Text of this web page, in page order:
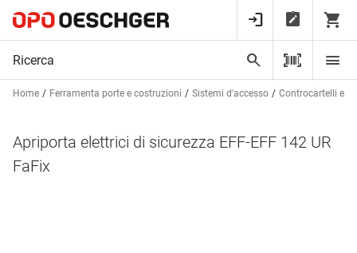
Home Ferramenta porte e costruzioni Sistemi d'accesso Controcartelli
Apriporta elettrici di sicurezza EFF-EFF 142 UR
FaFix